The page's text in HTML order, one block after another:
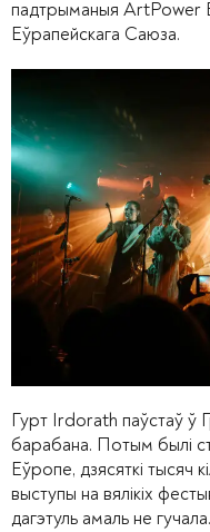
падтрыманыя ArtPower
Еўрапейскага Саюза.
Гурт Irdorath паўстаў ў
барабана. Потым былі
Еўропе, дзясяткі тысяч
выступы на вялікіх
дагэтуль амаль не гучала.